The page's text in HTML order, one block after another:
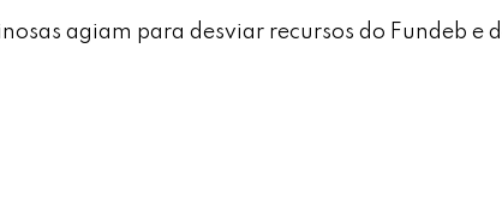
agiam para desviar recursos do Fundeb e